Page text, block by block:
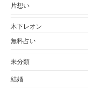
片想い
木下レオン
無料占い
未分類
結婚